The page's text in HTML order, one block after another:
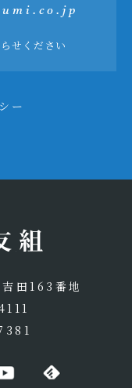
せください
ー
田163番地